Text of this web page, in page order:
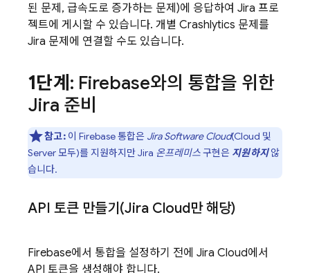
된 문제, 급속도로 증가하는 문제)에 응답하여 Jira 프로
젝트에 게시할 수 있습니다. 개별 Crashlytics 문제를
Jira 문제에 연결할 수도 있습니다.
1단계 : Firebase와의 통합을 위한
Jira 준비
참고:이 Firebase 통합은 Jira Software Cloud(Cloud 및
Server 모두)를 지원하지만 Jira 온프레미스구현은 지원하지않
습니다.
API 토큰 만들기(Jira Cloud만 해당)
Firebase에서 통합을 설정하기 전에 Jira Cloud에서
API 토큰을 생성해야 합니다.